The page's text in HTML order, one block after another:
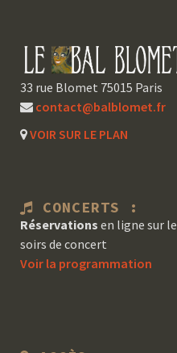
33 rue Blomet 75015 Paris
contact@balblomet.fr
VOIR SUR LE PLAN
CONCERTS :
Réservations en ligne sur
soirs de concert
Voir la programmation